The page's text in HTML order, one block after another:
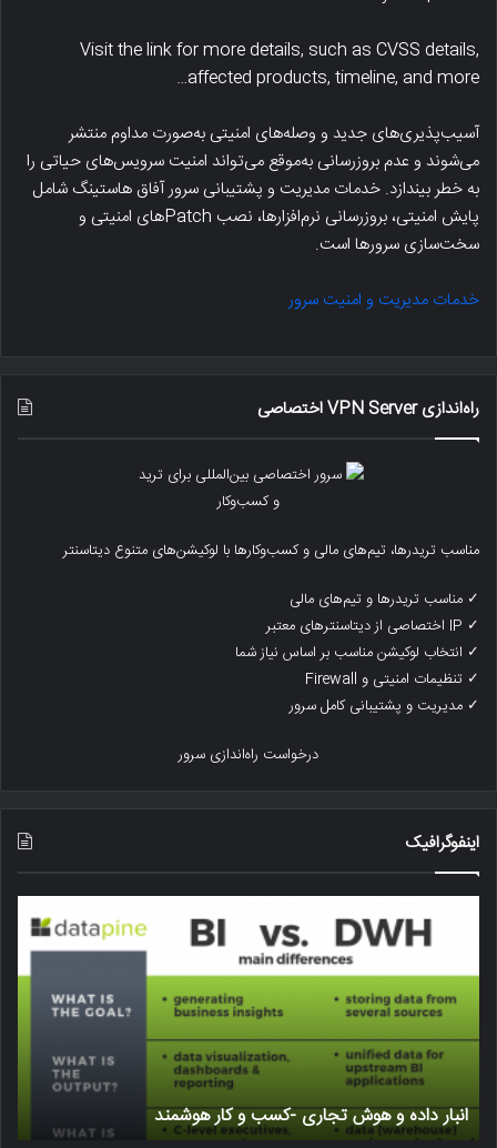
Visit the link for more details, such as CVSS details,
affected products, timeline, and more…
آسیب‌پذیری‌های جدید و وصله‌های امنیتی به‌صورت مداوم منتشر
می‌شوند و عدم بروزرسانی به‌موقع می‌تواند امنیت سرویس‌های حیاتی را
به خطر بیندازد. خدمات مدیریت و پشتیبانی سرور آفاق هاستینگ شامل
پایش امنیتی، بروزرسانی نرم‌افزارها، نصب Patchهای امنیتی و
سخت‌سازی سرورها است.
خدمات مدیریت و امنیت سرور
راه‌اندازی VPN Server اختصاصی
مناسب تریدرها، تیم‌های مالی و کسب‌وکارها با لوکیشن‌های متنوع دیتاسنتر
✓ مناسب تریدرها و تیم‌های مالی
✓ IP اختصاصی از دیتاسنترهای معتبر
✓ انتخاب لوکیشن مناسب بر اساس نیاز شما
✓ تنظیمات امنیتی و Firewall
✓ مدیریت و پشتیبانی کامل سرور
درخواست راه‌اندازی سرور
اینفوگرافیک
انبار داده و هوش تجاری -کسب و کار هوشمند
ssl
یا
https
سایت